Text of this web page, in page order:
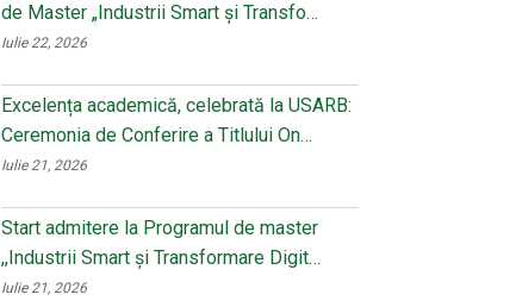
de Master „Industrii Smart și Transfo…
Iulie 22, 2026
Excelența academică, celebrată la USARB:
Ceremonia de Conferire a Titlului On…
Iulie 21, 2026
Start admitere la Programul de master
,,Industrii Smart și Transformare Digit…
Iulie 21, 2026